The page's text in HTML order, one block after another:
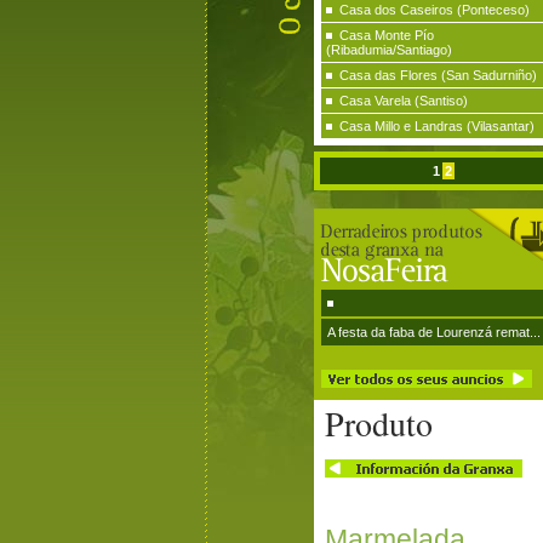
Casa dos Caseiros (Ponteceso)
Casa Monte Pío
(Ribadumia/Santiago)
Casa das Flores (San Sadurniño)
Casa Varela (Santiso)
Casa Millo e Landras (Vilasantar)
1 2
A festa da faba de Lourenzá remat...
Produto